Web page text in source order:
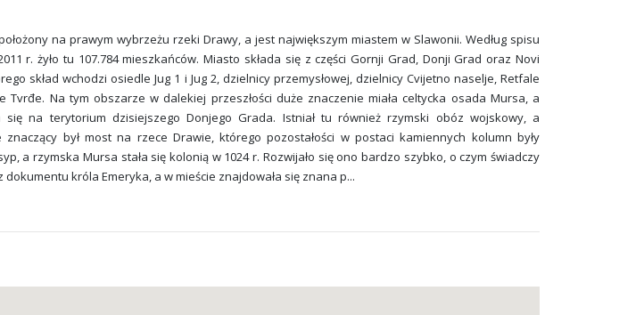
na prawym wybrzeżu rzeki Drawy, a jest największym miastem w Slawonii. Według spisu
r. żyło tu 107.784 mieszkańców. Miasto składa się z części Gornji Grad, Donji Grad oraz Novi
skład wchodzi osiedle Jug 1 i Jug 2, dzielnicy przemysłowej, dzielnicy Cvijetno naselje, Retfale
Tvrđe. Na tym obszarze w dalekiej przeszłości duże znaczenie miała celtycka osada Mursa, a
się na terytorium dzisiejszego Donjego Grada. Istniał tu również rzymski obóz wojskowy, a
znaczący był most na rzece Drawie, którego pozostałości w postaci kamiennych kolumn były
a rzymska Mursa stała się kolonią w 1024 r. Rozwijało się ono bardzo szybko, o czym świadczy
króla Emeryka, a w mieście znajdowała się znana p...